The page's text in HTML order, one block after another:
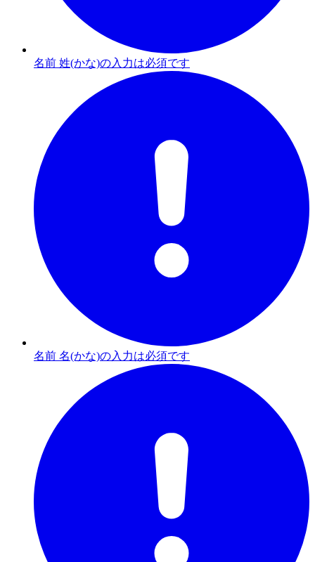
名前 姓(かな)の入力は必須です
名前 名(かな)の入力は必須です